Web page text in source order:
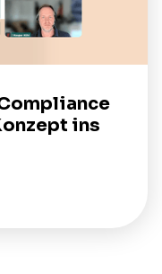
ins